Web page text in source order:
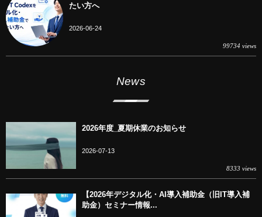
たい方へ
2026-06-24
99734 views
News
2026年度_夏期休業のお知らせ
2026-07-13
8333 views
【2026年デジタル化・AI導入補助金（旧IT導入補
助金）セミナー情報...